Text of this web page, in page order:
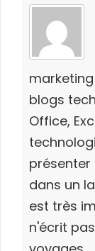
blogs
Office,
dans un
est très
n'écrit